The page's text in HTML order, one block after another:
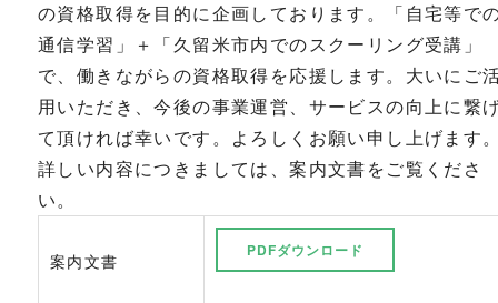
の資格取得を目的に企画しております。「自宅等で
通信学習」＋「久留米市内でのスクーリング受講」
で、働きながらの資格取得を応援します。大いにご
用いただき、今後の事業運営、サービスの向上に繋
て頂ければ幸いです。よろしくお願い申し上げます
詳しい内容につきましては、案内文書をご覧くださ
い。
案内文書
PDFダウンロード